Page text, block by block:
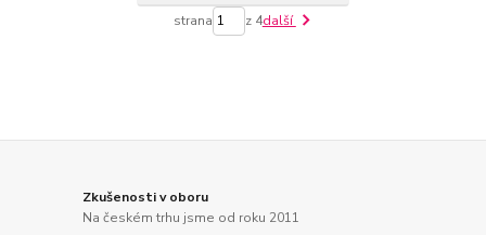
strana z 4další
Zkušenosti v oboru
Na českém trhu jsme od roku 2011